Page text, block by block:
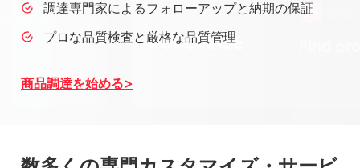
調達専門家によるフォローアップと納期の保証
プロな品質検査と厳格な品質管理
商品調達を始める